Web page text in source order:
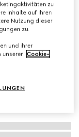
zu
Inhalte auf Ihren
Nutzung dieser
zu.
und ihrer
unserer Cookie-